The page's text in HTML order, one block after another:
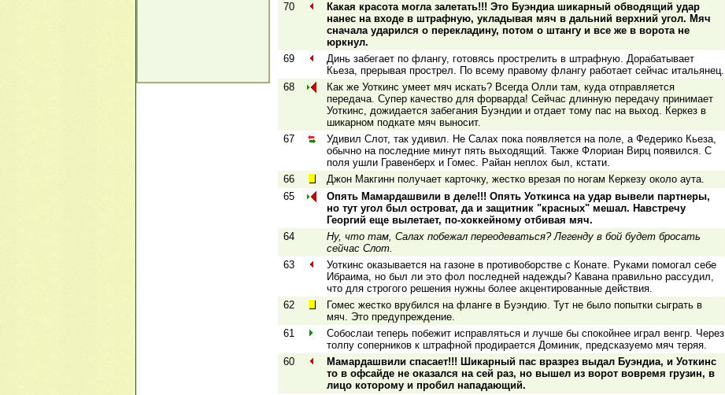
70
Какая красота могла залетать!!! Это Буэндиа шикарный обводящий удар
нанес на входе в штрафную, укладывая мяч в дальний верхний угол. Мяч
сначала ударился о перекладину, потом о штангу и все же в ворота не
юркнул.
69
Динь забегает по флангу, готовясь прострелить в штрафную. Дорабатывает
Кьеза, прерывая прострел. По всему правому флангу работает сейчас итальянец.
68
Как же Уоткинс умеет мяч искать? Всегда Олли там, куда отправляется
передача. Супер качество для форварда! Сейчас длинную передачу принимает
Уоткинс, дожидается забегания Буэндии и отдает тому пас на выход. Керкез в
шикарном подкате мяч выносит.
67
Удивил Слот, так удивил. Не Салах пока появляется на поле, а Федерико Кьеза,
обычно на последние минут пять выходящий. Также Флориан Вирц появился. С
поля ушли Гравенберх и Гомес. Райан неплох был, кстати.
66
Джон Макгинн получает карточку, жестко врезая по ногам Керкезу около аута.
65
Опять Мамардашвили в деле!!! Опять Уоткинса на удар вывели партнеры,
но тут угол был островат, да и защитник "красных" мешал. Навстречу
Георгий еще вылетает, по-хоккейному отбивая мяч.
64
Ну, что там, Салах побежал переодеваться? Легенду в бой будет бросать
сейчас Слот.
63
Уоткинс оказывается на газоне в противоборстве с Конате. Руками помогал себе
Ибраима, но был ли это фол последней надежды? Кавана правильно рассудил,
что для строгого решения нужны более акцентированные действия.
62
Гомес жестко врубился на фланге в Буэндию. Тут не было попытки сыграть в
мяч. Это предупреждение.
61
Собослаи теперь побежит исправляться и лучше бы спокойнее играл венгр. Через
толпу соперников к штрафной продирается Доминик, предсказуемо мяч теряя.
60
Мамардашвили спасает!!! Шикарный пас вразрез выдал Буэндиа, и Уоткинс
то в офсайде не оказался на сей раз, но вышел из ворот вовремя грузин, в
лицо которому и пробил нападающий.